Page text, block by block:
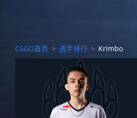
CSGO首页 > 选手排行 > Krimbo